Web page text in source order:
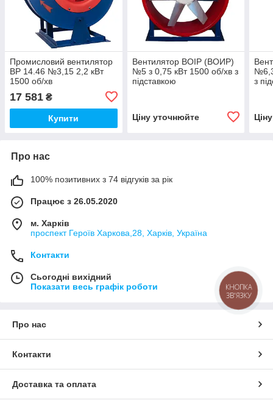
Промисловий вентилятор
ВР 14.46 №3,15 2,2 кВт
1500 об/хв
17 581 ₴
Купити
Вентилятор ВОІР (ВОИР)
№5 з 0,75 кВт 1500 об/хв з
підставкою
Ціну уточнюйте
з
Про нас
100% позитивних з 74 відгуків за рік
Працює з 26.05.2020
м. Харків
проспект Героїв Харкова,28, Харків, Україна
Контакти
Сьогодні вихідний
Показати весь графік роботи
Про нас
Контакти
Доставка та оплата
КНОПКА
ЗВ'ЯЗКУ